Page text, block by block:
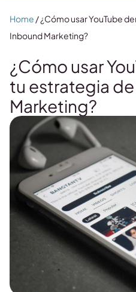
¿Cómo usar
tu estrategia
Marketing?
Home /¿Cómo usar YouTube
Inbound Marketing?